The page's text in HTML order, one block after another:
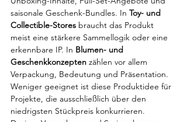
saisonale Geschenk-Bundles. In Toy- und
Collectible-Stores braucht das Produkt
meist eine stärkere Sammellogik oder eine
erkennbare IP. In Blumen- und
Geschenkkonzepten zählen vor allem
Verpackung, Bedeutung und Präsentation.
Weniger geeignet ist diese Produktidee für
Projekte, die ausschließlich über den
niedrigsten Stückpreis konkurrieren.